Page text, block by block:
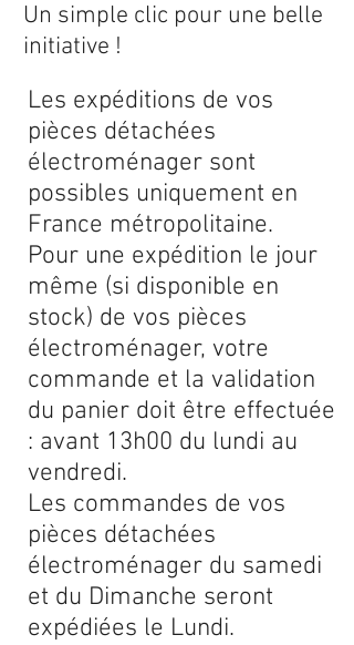
Les expéditions de vos
pièces détachées
électroménager sont
possibles uniquement en
France métropolitaine.
Pour une expédition le jour
même (si disponible en
stock) de vos pièces
électroménager, votre
commande et la validation
du panier doit être effectuée
: avant 13h00 du lundi au
vendredi.
Les commandes de vos
pièces détachées
électroménager du samedi
et du Dimanche seront
expédiées le Lundi.
Un simple clic pour une belle
initiative !